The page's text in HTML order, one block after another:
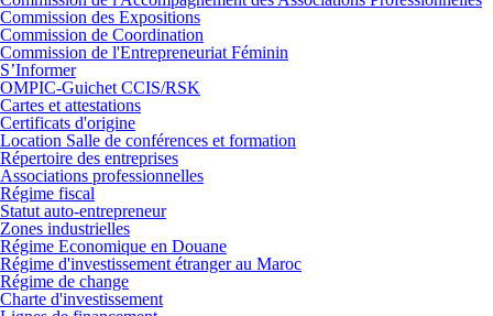
Commission des Expositions
Commission de Coordination
Commission de l'Entrepreneuriat Féminin
S’Informer
OMPIC-Guichet CCIS/RSK
Cartes et attestations
Certificats d'origine
Location Salle de conférences et formation
Répertoire des entreprises
Associations professionnelles
Régime fiscal
Statut auto-entrepreneur
Zones industrielles
Régime Economique en Douane
Régime d'investissement étranger au Maroc
Régime de change
Charte d'investissement